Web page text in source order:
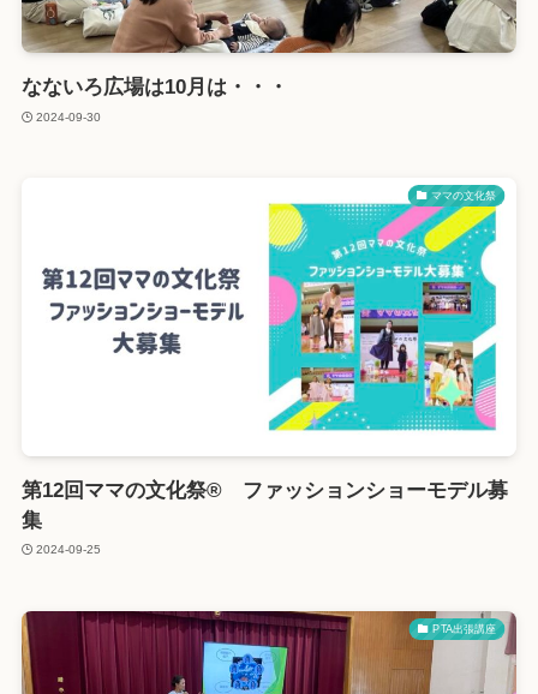
なないろ広場は10月は・・・
2024-09-30
ママの文化祭
第12回ママの文化祭® ファッションショーモデル募
集
2024-09-25
PTA出張講座